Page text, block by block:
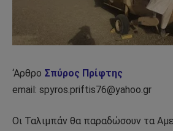
‘Αρθρο Σπύρος Πρίφτης
email: spyros.priftis76@yahoo.gr
Οι Ταλιμπάν θα παραδώσουν τα